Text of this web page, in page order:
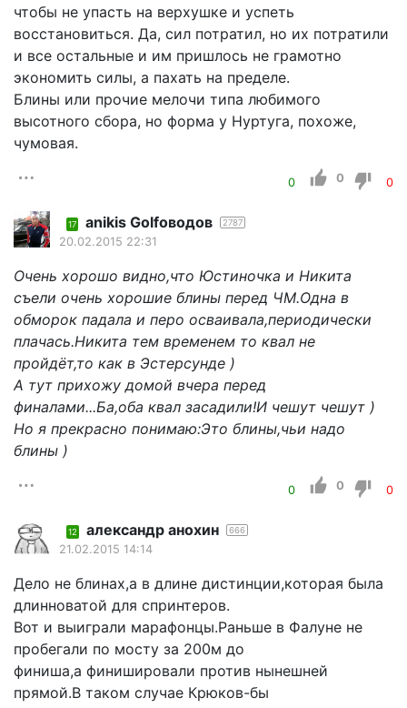
чтобы не упасть на верхушке и успеть
восстановиться. Да, сил потратил, но их потратили
и все остальные и им пришлось не грамотно
экономить силы, а пахать на пределе.
Блины или прочие мелочи типа любимого
высотного сбора, но форма у Нуртуга, похоже,
чумовая.
0 0 0
17 anikis Golfоводов 2787
20.02.2015 22:31
Очень хорошо видно,что Юстиночка и Никита
съели очень хорошие блины перед ЧМ.Одна в
обморок падала и перо осваивала,периодически
плачась.Никита тем временем то квал не
пройдёт,то как в Эстерсунде )
А тут прихожу домой вчера перед
финалами...Ба,оба квал засадили!И чешут чешут )
Но я прекрасно понимаю:Это блины,чьи надо
блины )
0 0 0
12 александр анохин 666
21.02.2015 14:14
Дело не блинах,а в длине дистинции,которая была
длинноватой для спринтеров.
Вот и выиграли марафонцы.Раньше в Фалуне не
пробегали по мосту за 200м до
финиша,а финишировали против нынешней
прямой.В таком случае Крюков-бы